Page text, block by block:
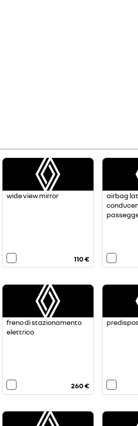
wide view mirror
110 €
airbag
freno di stazionamento
elettrico
260 €